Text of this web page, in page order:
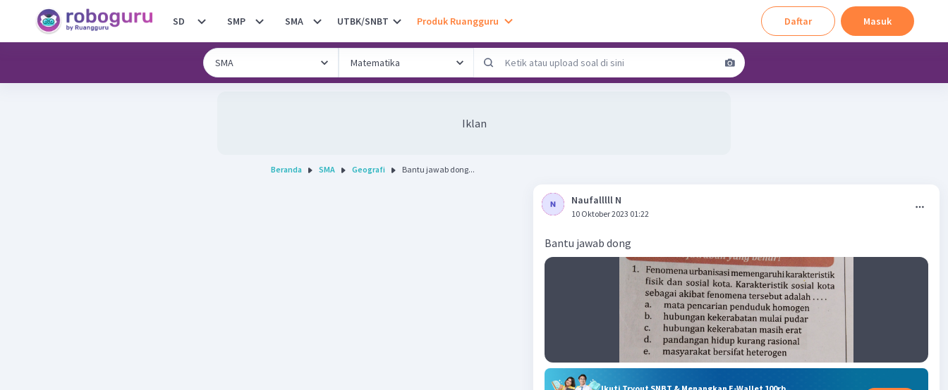
SD SMP SMA UTBK/SNBT Produk Ruangguru Daftar Masuk
Iklan
Beranda SMA Geografi Bantu jawab dong...
Naufalllll N
10 Oktober 2023 01:22
Bantu jawab dong